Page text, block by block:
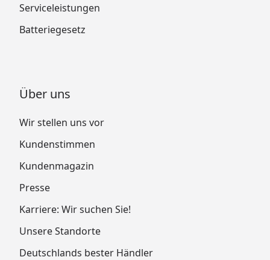
Serviceleistungen
Batteriegesetz
Über uns
Wir stellen uns vor
Kundenstimmen
Kundenmagazin
Presse
Karriere: Wir suchen Sie!
Unsere Standorte
Deutschlands bester Händler